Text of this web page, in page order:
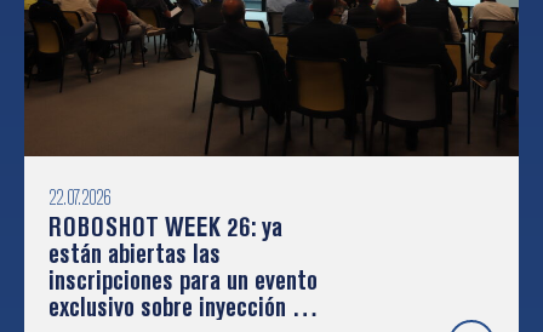
22.07.2026
ROBOSHOT WEEK 26: ya
están abiertas las
inscripciones para un evento
exclusivo sobre inyección de